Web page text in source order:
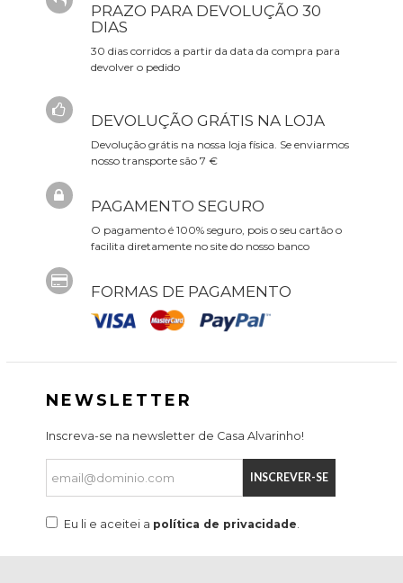
PRAZO PARA DEVOLUÇÃO 30
DIAS
30 dias corridos a partir da data da compra para
devolver o pedido
DEVOLUÇÃO GRÁTIS NA LOJA
Devolução grátis na nossa loja física. Se enviarmos
nosso transporte são 7 €
PAGAMENTO SEGURO
O pagamento é 100% seguro, pois o seu cartão o
facilita diretamente no site do nosso banco
FORMAS DE PAGAMENTO
NEWSLETTER
Inscreva-se na newsletter de Casa Alvarinho!
INSCREVER-SE
Eu li e aceitei a política de privacidade.